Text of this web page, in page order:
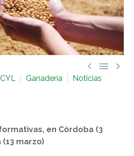
  
Ganadería
Noticias
en Córdoba (3
marzo)